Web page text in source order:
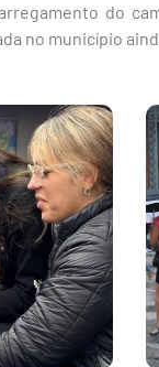
do
no município